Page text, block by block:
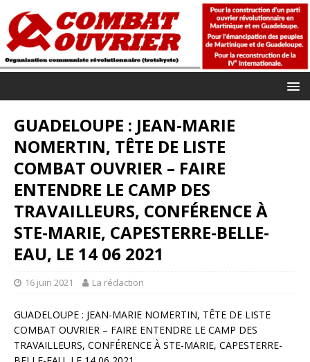
GUADELOUPE : JEAN-MARIE
NOMERTIN, TÊTE DE LISTE
COMBAT OUVRIER – FAIRE
ENTENDRE LE CAMP DES
TRAVAILLEURS, CONFÉRENCE À
STE-MARIE, CAPESTERRE-BELLE-
EAU, LE 14 06 2021
16 juin 2021 La rédaction
GUADELOUPE : JEAN-MARIE NOMERTIN, TÊTE DE LISTE
COMBAT OUVRIER – FAIRE ENTENDRE LE CAMP DES
TRAVAILLEURS, CONFÉRENCE À STE-MARIE, CAPESTERRE-